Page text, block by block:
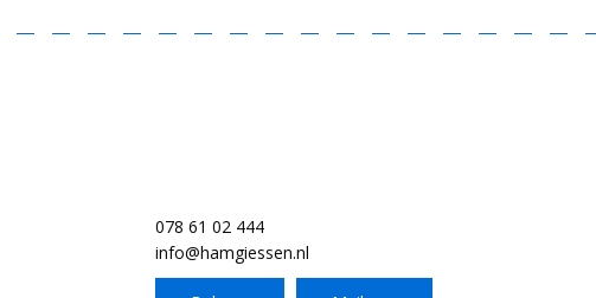
078 61 02 444
info@hamgiessen.nl